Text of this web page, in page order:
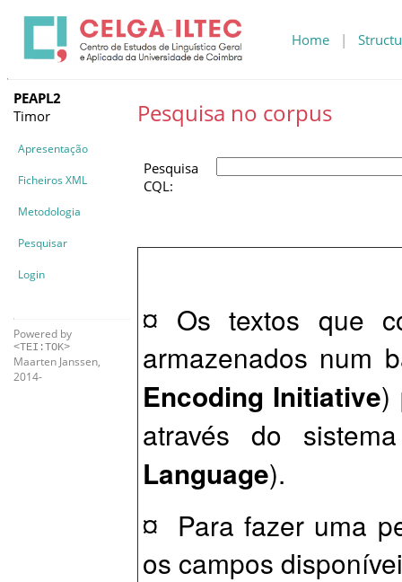
Home |
PEAPL2
Timor
Apresentação
Ficheiros XML
Metodologia
Pesquisar
Login
Powered by
<TEI:TOK>
Maarten Janssen,
2014-
Pesquisa no corpus
Pesquisa
CQL:
¤ Os textos que
armazenados num
Encoding Initiative)
através do
Language).
¤ Para fazer uma
os campos